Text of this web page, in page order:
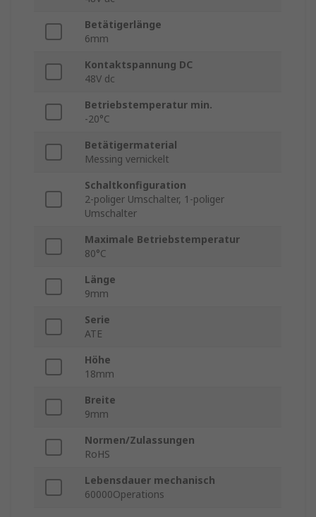
Betätigerlänge
6mm
Kontaktspannung DC
48V dc
Betriebstemperatur min.
-20°C
Betätigermaterial
Messing vernickelt
Schaltkonfiguration
2-poliger Umschalter, 1-poliger
Umschalter
Maximale Betriebstemperatur
80°C
Länge
9mm
Serie
ATE
Höhe
18mm
Breite
9mm
Normen/Zulassungen
RoHS
Lebensdauer mechanisch
60000Operations